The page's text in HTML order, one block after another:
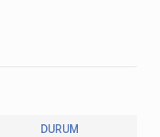
DURUM